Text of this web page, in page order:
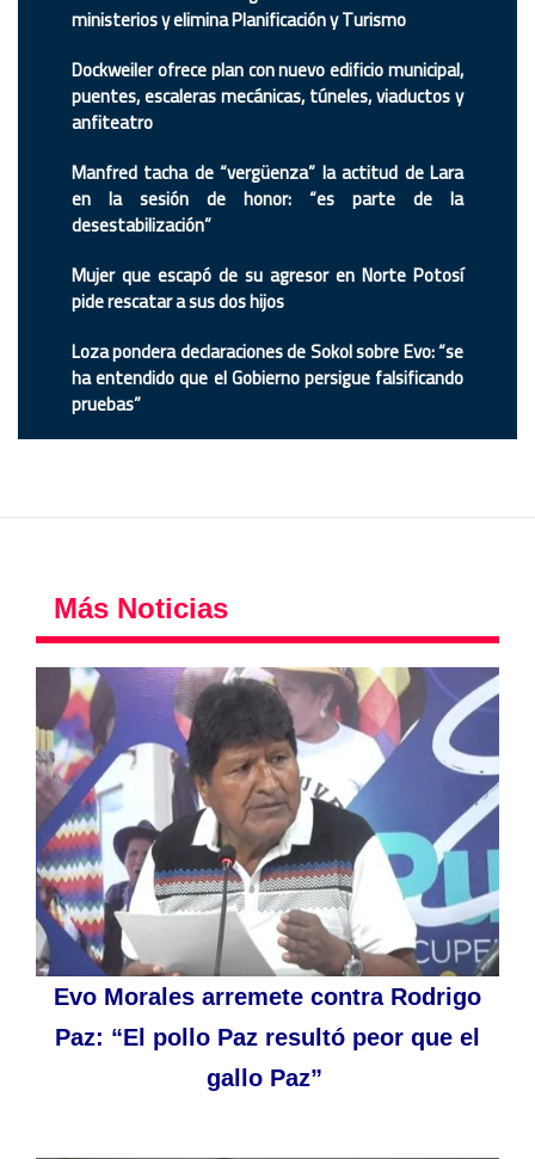
ministerios y elimina Planificación y Turismo
Dockweiler ofrece plan con nuevo edificio municipal,
puentes, escaleras mecánicas, túneles, viaductos y
anfiteatro
Manfred tacha de “vergüenza” la actitud de Lara
en la sesión de honor: “es parte de la
desestabilización”
Mujer que escapó de su agresor en Norte Potosí
pide rescatar a sus dos hijos
Loza pondera declaraciones de Sokol sobre Evo: “se
ha entendido que el Gobierno persigue falsificando
pruebas”
Más Noticias
Evo Morales arremete contra Rodrigo
Paz: “El pollo Paz resultó peor que el
gallo Paz”